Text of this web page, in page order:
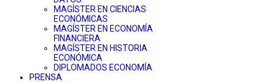
MAGÍSTER EN CIENCIAS
ECONÓMICAS
MAGÍSTER EN ECONOMÍA
FINANCIERA
MAGÍSTER EN HISTORIA
ECONÓMICA
DIPLOMADOS ECONOMÍA
PRENSA